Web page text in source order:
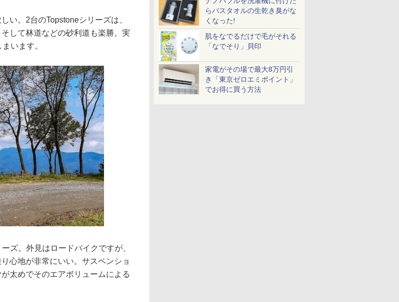
らバスタオルの生乾き臭がな
くなった!
肌をなでるだけで毛がそれる
「なでそり」貝印
家電がその場で最大8万円引
き「東京ゼロエミポイント」
でお得に買う方法
い。2台のTopstoneシリーズは、
して林道などの砂利道も楽勝。実
います。
ズ。外見はロードバイクですが、
心地が非常にいい。サスペンショ
太めでそのエアボリュームによる